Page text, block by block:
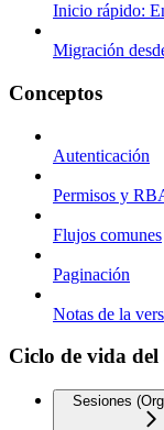
Inicio rápido:
Migración
Conceptos
Autenticación
Permisos y
Flujos comunes
Paginación
Notas de la
Ciclo de vida del
Sesiones